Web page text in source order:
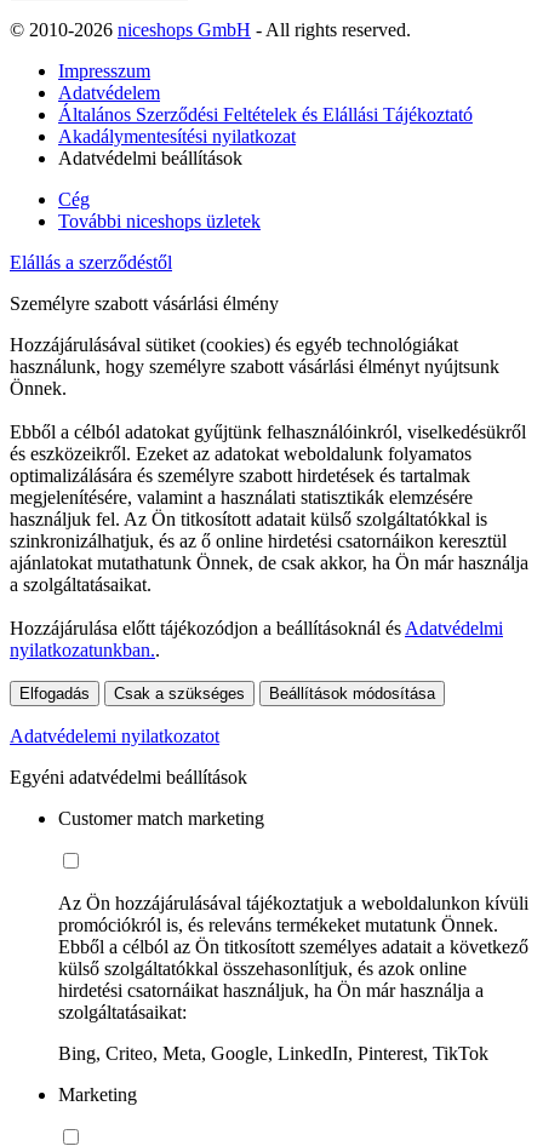
© 2010-2026 niceshops GmbH - All rights reserved.
Impresszum
Adatvédelem
Általános Szerződési Feltételek és Elállási Tájékoztató
Akadálymentesítési nyilatkozat
Adatvédelmi beállítások
Cég
További niceshops üzletek
Elállás a szerződéstől
Személyre szabott vásárlási élmény
Hozzájárulásával sütiket (cookies) és egyéb technológiákat
használunk, hogy személyre szabott vásárlási élményt nyújtsunk
Önnek.
Ebből a célból adatokat gyűjtünk felhasználóinkról, viselkedésükről
és eszközeikről. Ezeket az adatokat weboldalunk folyamatos
optimalizálására és személyre szabott hirdetések és tartalmak
megjelenítésére, valamint a használati statisztikák elemzésére
használjuk fel. Az Ön titkosított adatait külső szolgáltatókkal is
szinkronizálhatjuk, és az ő online hirdetési csatornáikon keresztül
ajánlatokat mutathatunk Önnek, de csak akkor, ha Ön már használja
a szolgáltatásaikat.
Hozzájárulása előtt tájékozódjon a beállításoknál ésAdatvédelmi
nyilatkozatunkban..
Elfogadás Csak a szükséges Beállítások módosítása
Adatvédelemi nyilatkozatot
Egyéni adatvédelmi beállítások
Customer match marketing
Az Ön hozzájárulásával tájékoztatjuk a weboldalunkon kívüli
promóciókról is, és releváns termékeket mutatunk Önnek.
Ebből a célból az Ön titkosított személyes adatait a következő
külső szolgáltatókkal összehasonlítjuk, és azok online
hirdetési csatornáikat használjuk, ha Ön már használja a
szolgáltatásaikat:
Bing, Criteo, Meta, Google, LinkedIn, Pinterest, TikTok
Marketing